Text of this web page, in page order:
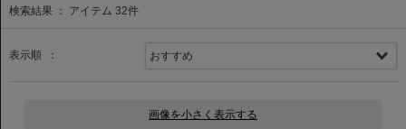
検索結果 ： アイテム 32件
表示順 ：